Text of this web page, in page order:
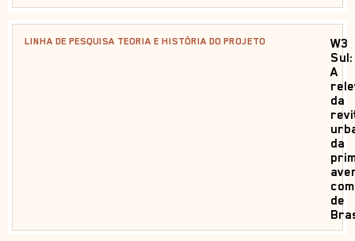
LINHA DE PESQUISA TEORIA E HISTÓRIA DO PROJETO
W3
Sul:
A
da
da
de